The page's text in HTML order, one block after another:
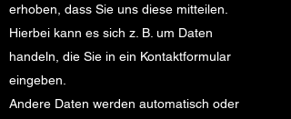
erhoben, dass Sie uns diese mitteilen.
Hierbei kann es sich z. B. um Daten
handeln, die Sie in ein Kontaktformular
eingeben.
Andere Daten werden automatisch oder